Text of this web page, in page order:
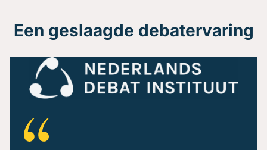
Een geslaagde debatervaring